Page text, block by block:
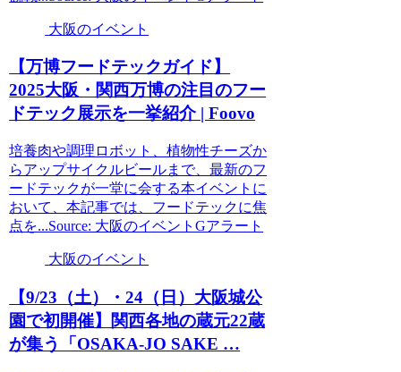
大阪のイベント
【万博フードテックガイド】
2025大阪 ・関西万博の注目のフー
ドテック展示を一挙紹介 | Foovo
培養肉や調理ロボット、植物性チーズか
らアップサイクルビールまで、最新のフ
ードテックが一堂に会する本イベントに
おいて、本記事では、フードテックに焦
点を...Source: 大阪のイベントGアラート
大阪のイベント
【9/23（土）・24（日） 大阪城公
園で初開催】関西各地の蔵元22蔵
が集う「OSAKA-JO SAKE …